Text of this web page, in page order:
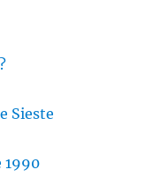
Sieste
1990